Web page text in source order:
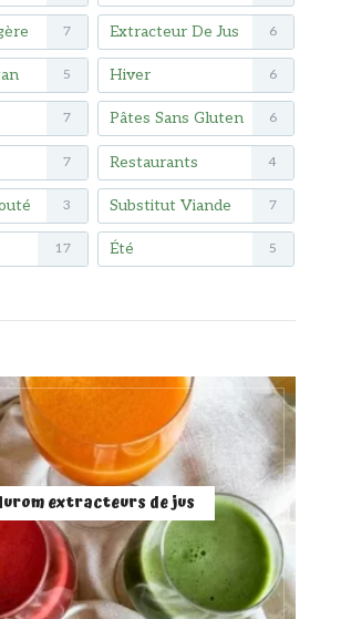
7 Extracteur De Jus 6
5 Hiver 6
7 Pâtes Sans Gluten 6
7 Restaurants 4
3 Substitut Viande 7
17 Été 5
extracteurs de jus